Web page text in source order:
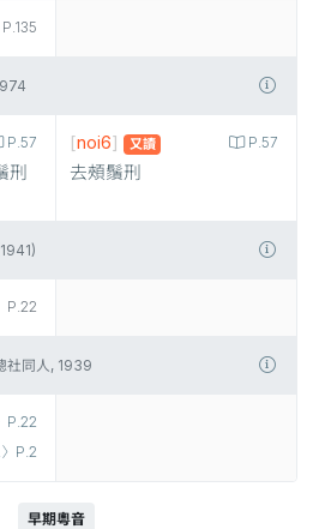
P.135
P.57
刑
P.57
[noi6] 又讀
去頰鬚刑
P.22
社同人, 1939
P.22
〉P.2
早期粵音